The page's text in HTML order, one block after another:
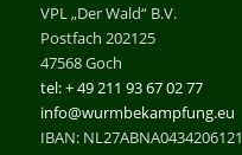
VPL „Der Wald“ B.V.
Postfach 202125
47568 Goch
tel: + 49 211 93 67 02 77
info@wurmbekampfung.eu
IBAN: NL27ABNA0434206121